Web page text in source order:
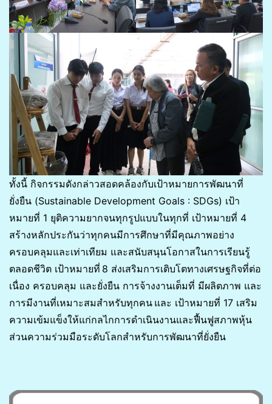
ทั้งนี้ กิจกรรมดังกล่าวสอดคล้องกับเป้าหมายการพัฒนาที่
ยั่งยืน (Sustainable Development Goals : SDGs) เป้า
หมายที่ 1 ยุติความยากจนทุกรูปแบบในทุกที่ เป้าหมายที่ 4
สร้างหลักประกันว่าทุกคนมีการศึกษาที่มีคุณภาพอย่าง
ครอบคลุมและเท่าเทียม และสนับสนุนโอกาสในการเรียนรู้
ตลอดชีวิต เป้าหมายที่ 8 ส่งเสริมการเติบโตทางเศรษฐกิจที่ต่อ
เนื่อง ครอบคลุม และยั่งยืน การจ้างงานเต็มที่ มีผลิตภาพ และ
การมีงานที่เหมาะสมสำหรับทุกคน และ เป้าหมายที่ 17 เสริม
ความเข้มแข็งให้แก่กลไกการดำเนินงานและฟื้นฟูสภาพหุ้น
ส่วนความร่วมมือระดับโลกสำหรับการพัฒนาที่ยั่งยืน